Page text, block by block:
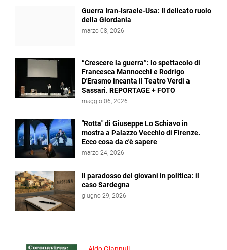
Guerra Iran-Israele-Usa: Il delicato ruolo
della Giordania
marzo 08, 2026
“Crescere la guerra”: lo spettacolo di
Francesca Mannocchi e Rodrigo
D'Erasmo incanta il Teatro Verdi a
Sassari. REPORTAGE + FOTO
maggio 06, 2026
"Rotta" di Giuseppe Lo Schiavo in
mostra a Palazzo Vecchio di Firenze.
Ecco cosa da c'è sapere
marzo 24, 2026
Il paradosso dei giovani in politica: il
caso Sardegna
giugno 29, 2026